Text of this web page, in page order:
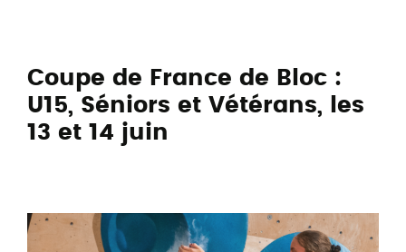
Coupe de France de Bloc :
U15, Séniors et Vétérans, les
13 et 14 juin